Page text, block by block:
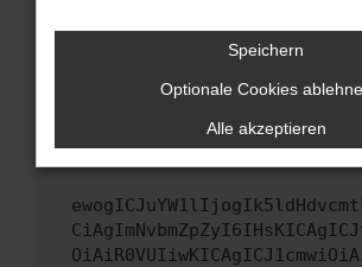
Wenn du alle oben genannten
versuchen, das Problem zu
uns diesen Text schicken, um uns
Fehlersuche zu unterstützen:
Speichern
Optionale Cookies
Alle akzeptieren